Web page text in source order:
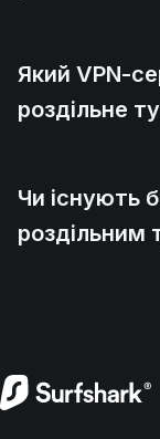
Який VPN-
роздільне
Чи існують
роздільним